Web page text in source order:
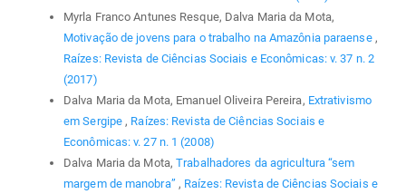
Myrla Franco Antunes Resque, Dalva Maria da Mota,
Motivação de jovens para o trabalho na Amazônia paraense ,
Raízes: Revista de Ciências Sociais e Econômicas: v. 37 n. 2
(2017)
Dalva Maria da Mota, Emanuel Oliveira Pereira, Extrativismo
em Sergipe , Raízes: Revista de Ciências Sociais e
Econômicas: v. 27 n. 1 (2008)
Dalva Maria da Mota,Trabalhadores da agricultura “sem
margem de manobra” , Raízes: Revista de Ciências Sociais e